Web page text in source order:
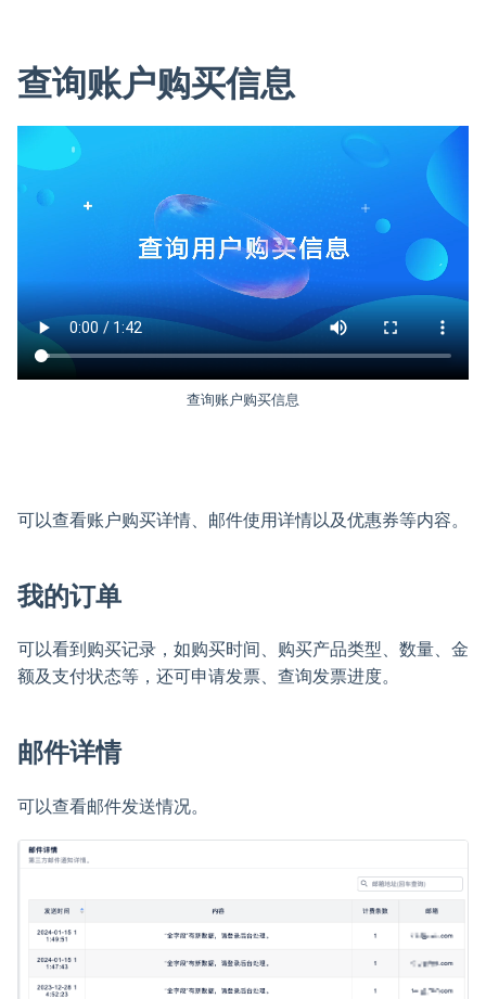
查询账户购买信息
查询账户购买信息
可以查看账户购买详情、邮件使用详情以及优惠券等内容。
我的订单
可以看到购买记录，如购买时间、购买产品类型、数量、金
额及支付状态等，还可申请发票、查询发票进度。
邮件详情
可以查看邮件发送情况。